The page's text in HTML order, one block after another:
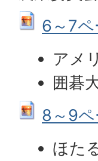
6～7
アメ
囲碁
8～9ペ
ほた